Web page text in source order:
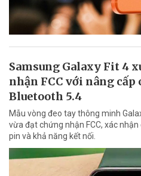
Samsung Galaxy Fit 4
nhận FCC với nâng cấp
Bluetooth 5.4
Mẫu vòng đeo tay thông minh
vừa đạt chứng nhận FCC, xác
pin và khả năng kết nối.